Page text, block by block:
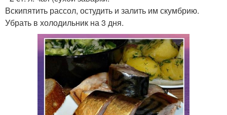
Вскипятить рассол, остудить и залить им скумбрию.
Убрать в холодильник на 3 дня.